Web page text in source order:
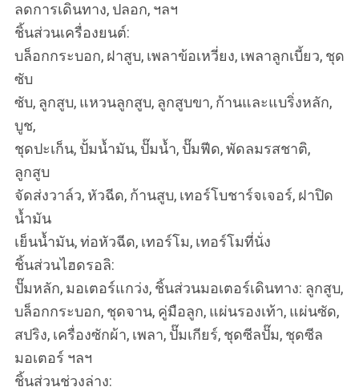
ลดการเดินทาง, ปลอก, ฯลฯ
ชิ้นส่วนเครื่องยนต์:
บล็อกกระบอก, ฝาสูบ, เพลาข้อเหวี่ยง, เพลาลูกเบี้ยว, ชุด
ซับ
ซับ, ลูกสูบ, แหวนลูกสูบ, ลูกสูบขา, ก้านและแบริ่งหลัก,
บูช,
ชุดปะเก็น, ปั้มน้ำมัน, ปั๊มน้ำ, ปั๊มฟีด, พัดลมรสชาติ,
ลูกสูบ
จัดส่งวาล์ว, หัวฉีด, ก้านสูบ, เทอร์โบชาร์จเจอร์, ฝาปิด
น้ำมัน
เย็นน้ำมัน, ท่อหัวฉีด, เทอร์โม, เทอร์โมที่นั่ง
ชิ้นส่วนไฮดรอลิ:
ปั๊มหลัก, มอเตอร์แกว่ง, ชิ้นส่วนมอเตอร์เดินทาง: ลูกสูบ,
บล็อกกระบอก, ชุดจาน, คู่มือลูก, แผ่นรองเท้า, แผ่นซัด,
สปริง, เครื่องซักผ้า, เพลา, ปั๊มเกียร์, ชุดซีลปั๊ม, ชุดซีล
มอเตอร์ ฯลฯ
ชิ้นส่วนช่วงล่าง: